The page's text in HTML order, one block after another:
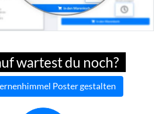
wartest du noch?
Poster gestalten